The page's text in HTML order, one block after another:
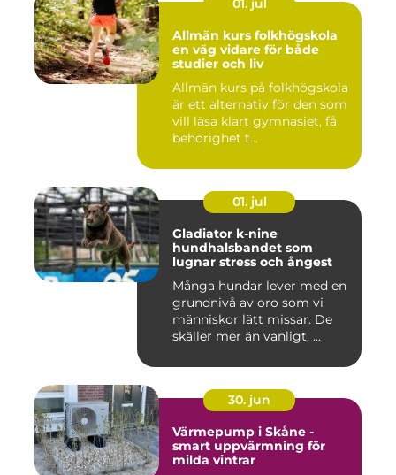
01. jul
Allmän kurs folkhögskola
en väg vidare för både
studier och liv
Allmän kurs på folkhögskola
är ett alternativ för den som
vill läsa klart gymnasiet, få
behörighet t...
01. jul
Gladiator k-nine
hundhalsbandet som
lugnar stress och ångest
Många hundar lever med en
grundnivå av oro som vi
människor lätt missar. De
skäller mer än vanligt, ...
30. jun
Värmepump i Skåne -
smart uppvärmning för
milda vintrar